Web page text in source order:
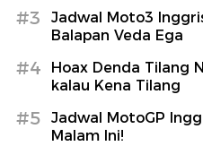
#3
Jadwal Moto3
Balapan Veda Ega
#4
Hoax Denda Tilang
kalau Kena Tilang
#5
Jadwal MotoGP
Malam Ini!